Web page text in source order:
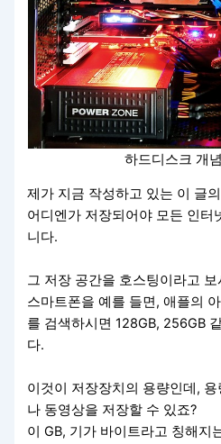
하드디스크 개
제가 지금 작성하고 있는 이 글
어디엔가 저장되어야 모든 인터
니다.
그 저장 공간을 호스팅이라고
스마트폰을 예를 들면, 애플의
를 검색하시면 128GB, 256GB
다.
이것이 저장장치의 용량인데,
나 동영상을 저장할 수 있죠?
이 GB, 기가 바이트라고 칭해지